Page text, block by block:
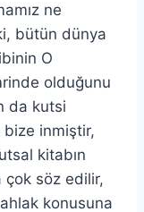
ne
bütün dünya
O
olduğunu
da kutsi
bize inmiştir,
kitabın
söz edilir,
konusuna